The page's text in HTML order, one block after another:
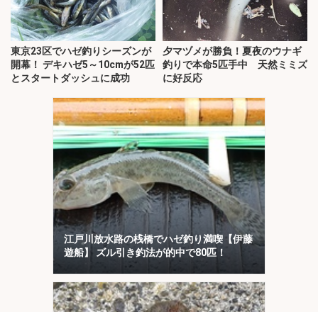
東京23区でハゼ釣りシーズンが
開幕！ デキハゼ5～10cmが52匹
とスタートダッシュに成功
夕マヅメが勝負！夏夜のウナギ
釣りで本命5匹手中 天然ミミズ
に好反応
江戸川放水路の桟橋でハゼ釣り満喫【伊藤
遊船】 ズル引き釣法が的中で80匹！